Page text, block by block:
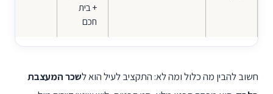
+ בית
חכם
חשוב להבין מה כלול ומה לא: התקציב לעיל הוא לשכר המעצבת